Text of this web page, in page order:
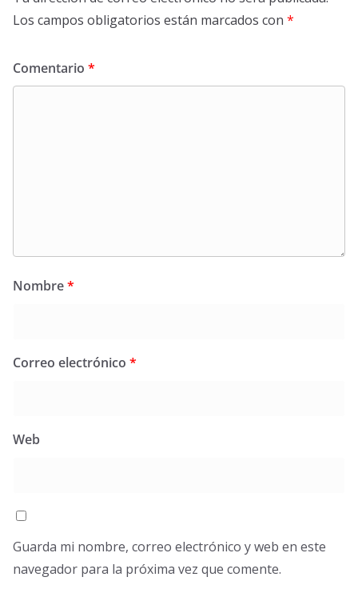
Los campos obligatorios están marcados con *
Comentario *
Nombre*
Correo electrónico *
Web
Guarda mi nombre, correo electrónico y web en este
navegador para la próxima vez que comente.